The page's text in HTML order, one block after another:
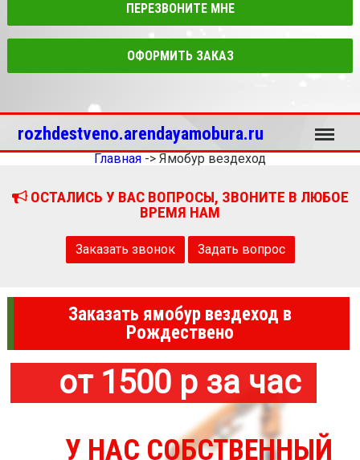
ПЕРЕЗВОНИТЕ МНЕ
ОФОРМИТЬ ЗАКАЗ
rozhdestveno.arendayamobura.ru Меню
Главная -> Ямобур вездеход
ОСТАЛИСЬ У ВАС ВОПРОСЫ, ЗВОНИТЕ В ЛЮБОЕ
ВРЕМЯ НАМ
Заказать звонок Задать вопрос
Заказать ямобур вездеход в
Рождествено
от 1500 р за час
У НАС СОБСТВЕННЫЙ